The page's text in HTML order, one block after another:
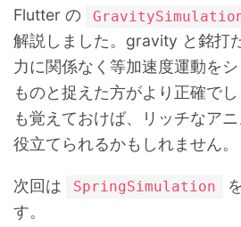
Flutter の
解説しました。gravity と銘打
力に関係なく等加速度運動を
ものと捉えた方がより正確で
も覚えておけば、リッチなア
役立てられるかもしれません。
次回は SpringSimulation
す。